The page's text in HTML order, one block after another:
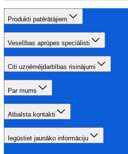
Produkti patērātājiem
Veselības aprūpes speciālisti
Citi uzņēmējdarbības risinājumi
Par mums
Atbalsta kontakti
Iegūstiet jaunāko informāciju